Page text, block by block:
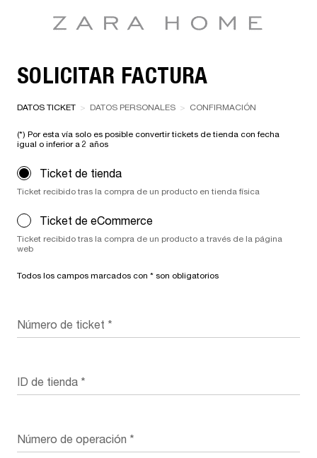
SOLICITAR FACTURA
DATOS TICKET DATOS PERSONALES CONFIRMACIÓN
(*) Por esta vía solo es posible convertir tickets de tienda con fecha
igual o inferior a 2 años
Ticket de tienda
Ticket recibido tras la compra de un producto en tienda física
Ticket de eCommerce
Ticket recibido tras la compra de un producto a través de la página
web
Todos los campos marcados con * son obligatorios
Número de ticket *
ID de tienda *
Número de operación *